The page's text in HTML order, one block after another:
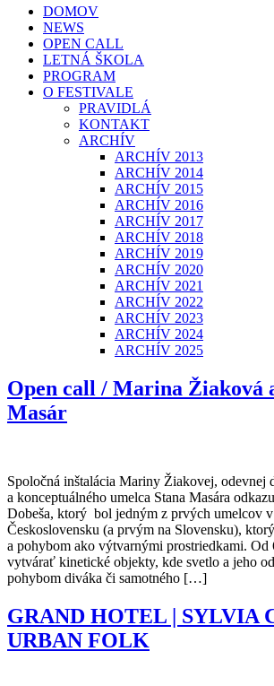
DOMOV
NEWS
OPEN CALL
LETNÁ ŠKOLA
PROGRAM
O FESTIVALE
PRAVIDLÁ
KONTAKT
ARCHÍV
ARCHÍV 2013
ARCHÍV 2014
ARCHÍV 2015
ARCHÍV 2016
ARCHÍV 2017
ARCHÍV 2018
ARCHÍV 2019
ARCHÍV 2020
ARCHÍV 2021
ARCHÍV 2022
ARCHÍV 2023
ARCHÍV 2024
ARCHÍV 2025
Open call / Marina Žiaková
Masár
Spoločná inštalácia Mariny Žiakovej, odevnej
a konceptuálného umelca Stana Masára
Dobeša, ktorý bol jedným z prvých umelcov
Československu (a prvým na Slovensku),
a pohybom ako výtvarnými prostriedkami. Od
vytvárať kinetické objekty, kde svetlo a jeho
pohybom diváka či samotného […]
GRAND HOTEL | SYLVIA
URBAN FOLK